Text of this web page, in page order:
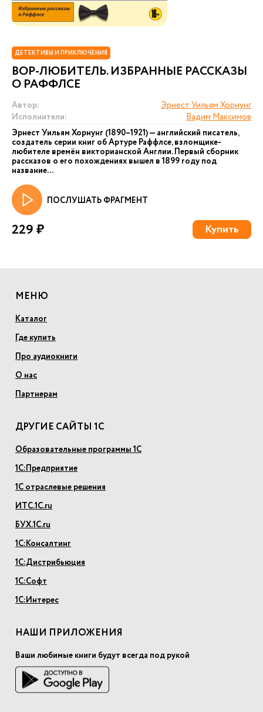
ДЕТЕКТИВЫ И ПРИКЛЮЧЕНИЯ
ВОР-ЛЮБИТЕЛЬ. ИЗБРАННЫЕ РАССКАЗЫ
О РАФФЛСЕ
Автор:
Эрнест Уильям Хорнунг
Исполнители:
Вадим Максимов
Эрнест Уильям Хорнунг (1890–1921) — английский писатель,
создатель серии книг об Артуре Раффлсе, взломщике-
любителе времён викторианской Англии. Первый сборник
рассказов о его похождениях вышел в 1899 году под
название...
ПОСЛУШАТЬ ФРАГМЕНТ
229 ₽ Купить
МЕНЮ
Каталог
Где купить
Про аудиокниги
О нас
Партнерам
ДРУГИЕ САЙТЫ 1С
Образовательные программы 1С
1С:Предприятие
1С отраслевые решения
ИТС.1С.ru
БУХ.1С.ru
1С:Консалтинг
1С:Дистрибьюция
1С:Софт
1С:Интерес
НАШИ ПРИЛОЖЕНИЯ
Ваши любимые книги будут всегда под рукой